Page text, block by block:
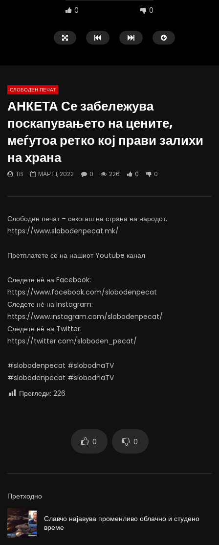
0 0
Вести на „Слободен Печат“
07.08.2026
АВГУСТ 7, 2026
0
1.2K 15
06.08.2026
СЛОБОДЕН ПЕЧАТ
АНКЕТА Се забележува
поскапувањето на цените,
меѓутоа ретко кој прави залихи
на храна
ТВ МАРТ 1, 2022 0 226 0 0
Слободен печат – секогаш на страна на народот.
https://www.slobodenpecat.mk/
Претплатете се на нашиот Youtube канал
Следете нѐ на Facebook:
https://www.facebook.com/slobodenpecat
Следете нѐ на Instagram:
https://www.instagram.com/slobodenpecat/
Следете нѐ на Twitter:
https://twitter.com/sloboden_pecat/
#slobodenpecat #slobodnaTV
#slobodenpecat #slobodnaTV
Прегледи: 226
0 0
Претходно
Славчо најавува променливо облачно и студено
време